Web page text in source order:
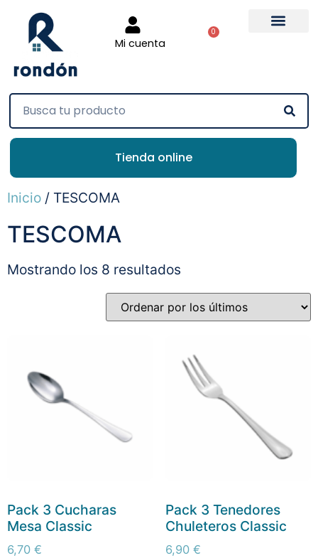
Mi cuenta
0
Tienda online
Inicio / TESCOMA
TESCOMA
Mostrando los 8 resultados
Pack 3 Cucharas
Mesa Classic
6,70 €
Pack 3 Tenedores
Chuleteros Classic
6,90 €